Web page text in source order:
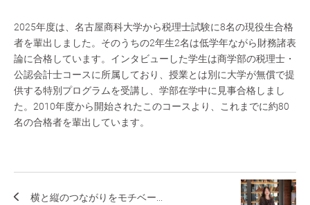
2025年度は、名古屋商科大学から税理士試験に8名の現役生合格
者を輩出しました。そのうちの2年生2名は低学年ながら財務諸表
論に合格しています。インタビューした学生は商学部の税理士・
公認会計士コースに所属しており、授業とは別に大学が無償で提
供する特別プログラムを受講し、学部在学中に見事合格しまし
た。2010年度から開始されたこのコースより、これまでに約80
名の合格者を輩出しています。
横と縦のつながりをモチベー...